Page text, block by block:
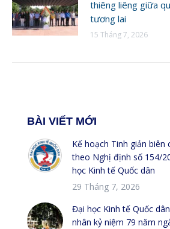
thiêng liêng giữa
tương lai
15 Tháng 7, 2026
BÀI VIẾT MỚI
Kế hoạch Tinh giản biên
theo Nghị định số 154/
học Kinh tế Quốc dân
29 Tháng 7, 2026
Đại học Kinh tế Quốc
nhân kỷ niệm 79 năm